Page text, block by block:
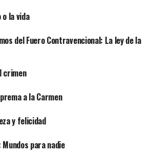
o la vida
del Fuero Contravencional: La ley de la
crimen
a la Carmen
y felicidad
para nadie